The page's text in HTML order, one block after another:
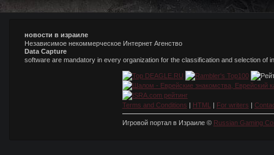
новости в израиле
Независимое некоммерческое Интернет Агенство
Data Capture
software are mandatory in every organization for the classification and selection of
Terms and Conditions | HTML | For writers |
Игровой портал в Израиле © Russian Gaming